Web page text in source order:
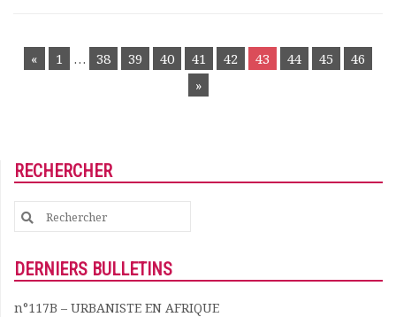
POSTS
NAVIGATION
« 1 … 38 39 40 41 42 43 44 45
46
»
RECHERCHER
Search
for:
DERNIERS BULLETINS
n°117B – URBANISTE EN AFRIQUE